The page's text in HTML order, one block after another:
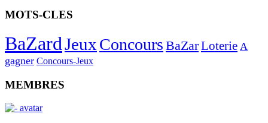
MOTS-CLES
BaZardJeuxConcours BaZarLoterie A
gagner Concours-Jeux
MEMBRES